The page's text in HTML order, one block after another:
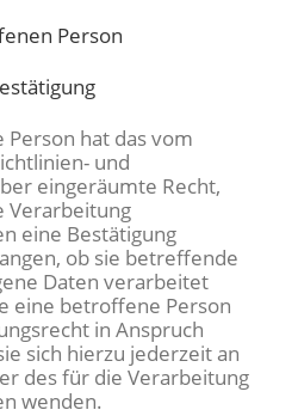
Person
hat das vom
und
eingeräumte Recht,
Verarbeitung
eine Bestätigung
ob sie betreffende
Daten verarbeitet
eine betroffene Person
in Anspruch
sich hierzu jederzeit an
des für die Verarbeitung
wenden.